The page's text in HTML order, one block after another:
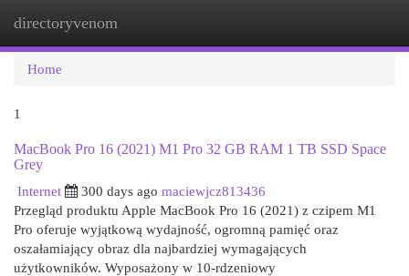
directoryvenom
Home
1
MacBook Pro 16 (2021) M1 Pro 32 GB RAM 1 TB SSD Space
Grey
Internet
300 days ago maciewjcz813436
Przegląd produktu Apple MacBook Pro 16 (2021) z czipem M1
Pro oferuje wyjątkową wydajność, ogromną pamięć oraz
oszałamiający obraz dla najbardziej wymagających
użytkowników. Wyposażony w 10-rdzeniowy